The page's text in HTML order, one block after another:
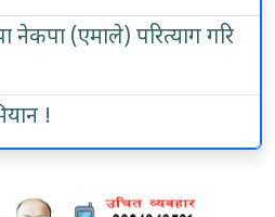
नेकपा (एमाले) परित्याग गरि
!